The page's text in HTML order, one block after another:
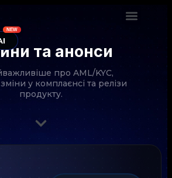
NEW
та анонси
про AML/KYC,
зміни у комплаєнсі та релізи
продукту.